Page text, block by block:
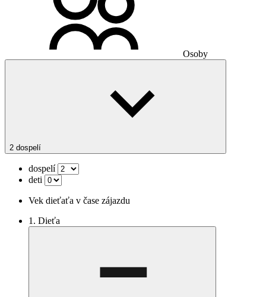
Osoby
2 dospelí
dospelí
deti
Vek dieťaťa v čase zájazdu
1. Dieťa